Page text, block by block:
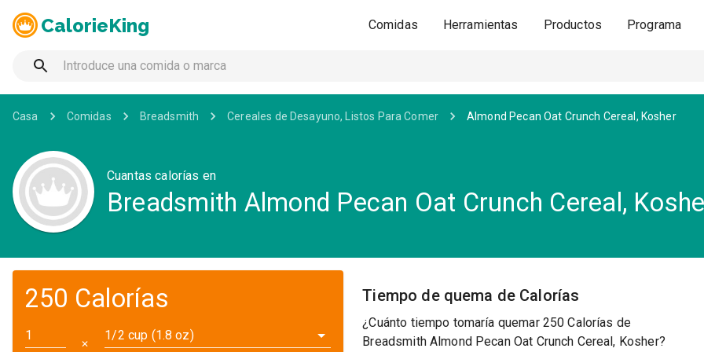
CalorieKing Comidas Herramientas Productos Programa
Casa Comidas Breadsmith Cereales de Desayuno, Listos Para Comer Almond Pecan Oat Crunch Cereal, Kosher
Cuantas calorías en
Breadsmith Almond Pecan Oat Crunch Cereal,
250 Calorías
✕
1/2 cup (1.8 oz)
Tiempo de quema de Calorías
¿Cuánto tiempo tomaría quemar 250 Calorías de
Breadsmith Almond Pecan Oat Crunch Cereal, Kosher?